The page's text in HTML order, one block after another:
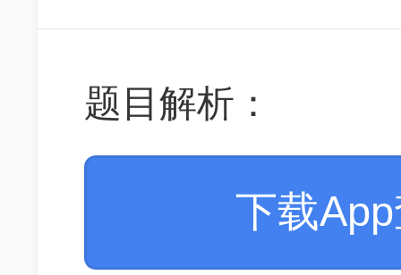
题目解析：
下载